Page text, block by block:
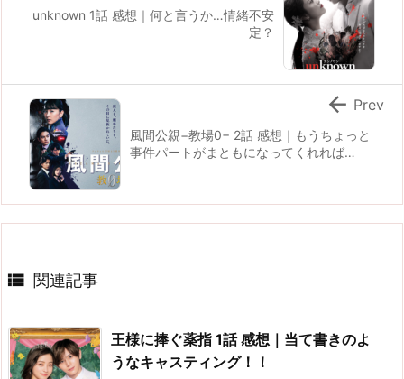
unknown 1話 感想｜何と言うか…情緒不安
定？
風間公親−教場0− 2話 感想｜もうちょっと
事件パートがまともになってくれれば…
 Prev
 関連記事
王様に捧ぐ薬指 1話 感想｜当て書きのよ
うなキャスティング！！